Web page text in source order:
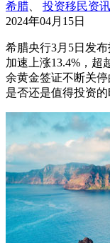
希腊
投资移民资讯
2024年04月15日
希腊央行3月5日发
加速上涨13.4%，超
余黄金签证不断关
是否还是值得投资